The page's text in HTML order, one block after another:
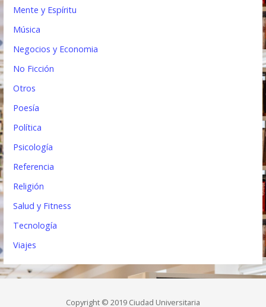
Mente y Espíritu
Música
Negocios y Economia
No Ficción
Otros
Poesía
Política
Psicología
Referencia
Religión
Salud y Fitness
Tecnología
Viajes
Copyright © 2019 Ciudad Universitaria